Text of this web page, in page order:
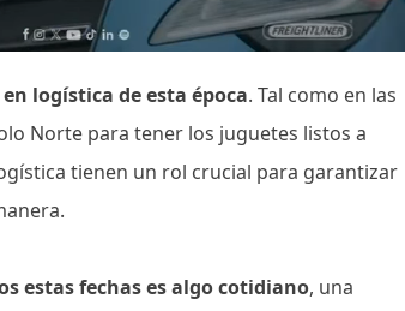
logística de esta época. Tal como en las
Norte para tener los juguetes listos a
tienen un rol crucial para garantizar
estas fechas es algo cotidiano, una